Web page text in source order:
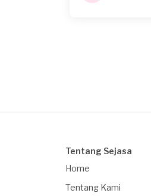
Tentang Sejasa
Home
Tentang Kami